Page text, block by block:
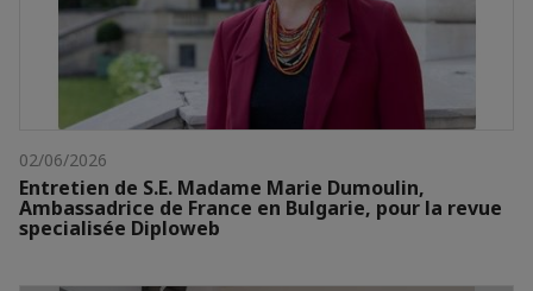
02/06/2026
Entretien de S.E. Madame Marie Dumoulin,
Ambassadrice de France en Bulgarie, pour la revue
speciаlisée Diploweb